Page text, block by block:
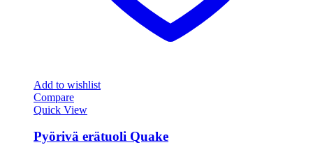
Add to wishlist
Compare
Quick View
Pyörivä erätuoli Quake